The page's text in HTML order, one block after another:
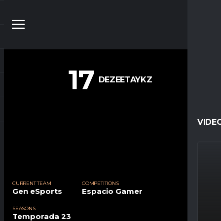
17 DEZEETAYKZ
CURRENT TEAM
Gen eSports
COMPETITIONS
Espacio Gamer
SEASONS
Temporada 23